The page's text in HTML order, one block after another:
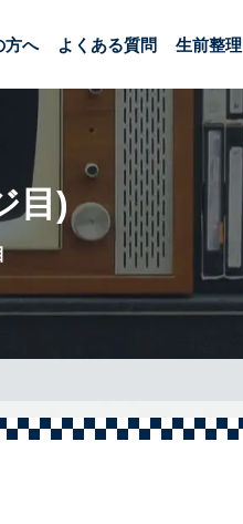
方へ よくある質問 生前整理
目)